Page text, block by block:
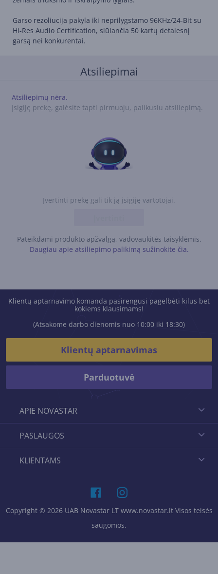
Garso rezoliucija pakyla iki neprilygstamo 96KHz/24-Bit su
Hi-Res Audio Certification, siūlančia 50 kartų detalesnį
garsą nei konkurentai.
Atsiliepimai
Įvertinti prekę gali tik ją įsigiję vartotojai.
Pateikdami produkto apžvalgą, vadovaukitės taisyklėmis.
Daugiau apie atsiliepimo palikimą sužinokite čia.
Atsiliepimų nėra.
Įsigiję prekę, galėsite tapti pirmuoju, palikusiu atsiliepimą.
APIE NOVASTAR
PASLAUGOS
KLIENTAMS
Klientų aptarnavimo komanda pasirengusi pagelbėti kilus bet
kokiems klausimams!
(Atsakome darbo dienomis nuo 10:00 iki 18:30)
Klientų aptarnavimas
Parduotuvė
Copyright © 2026 UAB Novastar LT www.novastar.lt Visos teisės
saugomos.